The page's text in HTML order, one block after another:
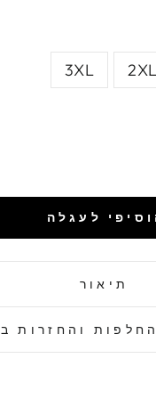
2XL
3XL
לעגלה
תיאור
והחזרות